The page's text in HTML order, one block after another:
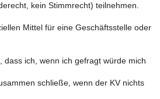
kein Stimmrecht) teilnehmen.
Mittel für eine Geschäftsstelle oder
dass ich, wenn ich gefragt würde mich
schließe, wenn der KV nichts